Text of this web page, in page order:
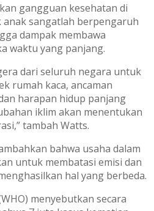
gangguan kesehatan di
sangatlah berpengaruh
dampak membawa
waktu yang panjang.
dari seluruh negara untuk
rumah kaca, ancaman
harapan hidup panjang
iklim akan menentukan
tambah Watts.
bahwa usaha dalam
untuk membatasi emisi dan
hal yang berbeda.
menyebutkan secara